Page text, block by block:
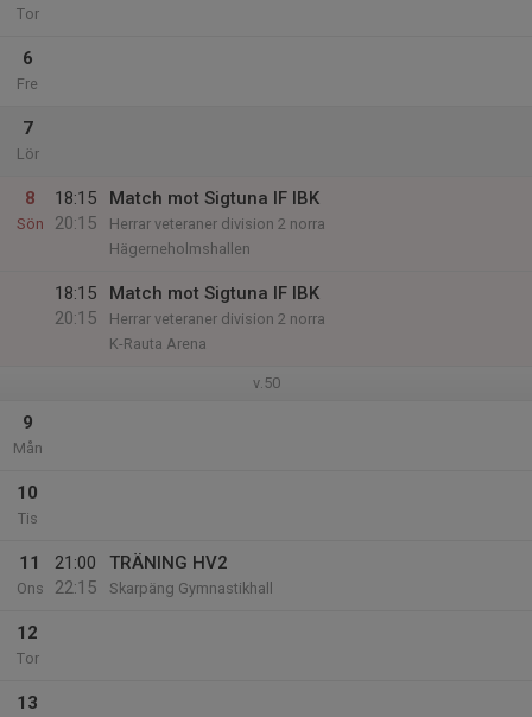
Tor
6
Fre
7
Lör
8
Sön
18:15
20:15
Match mot Sigtuna IF IBK
Herrar veteraner division 2 norra
Hägerneholmshallen
18:15
20:15
Match mot Sigtuna IF IBK
Herrar veteraner division 2 norra
K-Rauta Arena
v.50
9
Mån
10
Tis
11
Ons
21:00
22:15
TRÄNING HV2
Skarpäng Gymnastikhall
12
Tor
13